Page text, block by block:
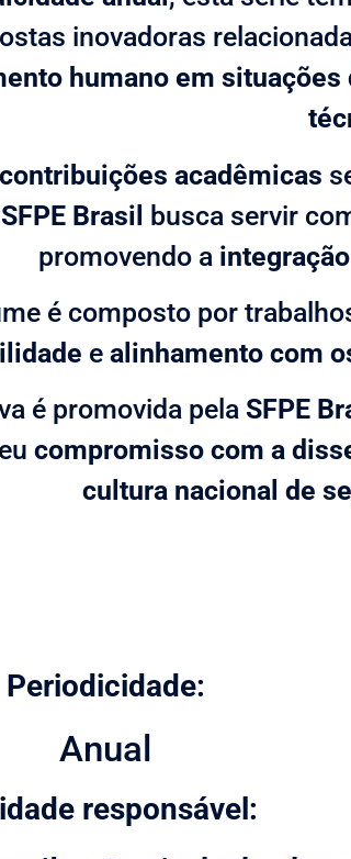
inovadoras
humano em situações
contribuições acadêmicas
Brasil busca servir
promovendo a
é composto por
e alinhamento com
é promovida pela SFPE
compromisso com a
cultura nacional de
Periodicidade:
Anual
responsável: